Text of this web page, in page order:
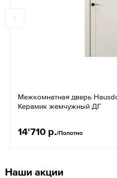
Межкомнатная дверь
Керамик жемчужный ДГ
14'710 р./Полотно
Наши акции